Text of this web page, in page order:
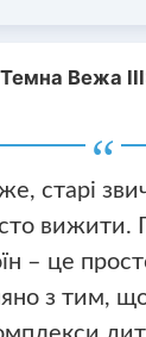
Темна Вежа
старі
вижити.
– це
з тим,